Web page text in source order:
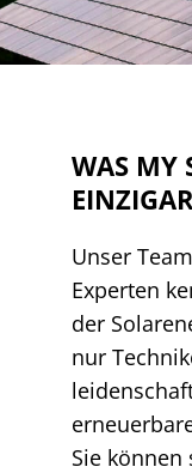
WAS MY
Unser
Experten
der
nur
Sie können